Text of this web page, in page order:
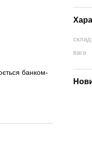
банком-
склад:
вага